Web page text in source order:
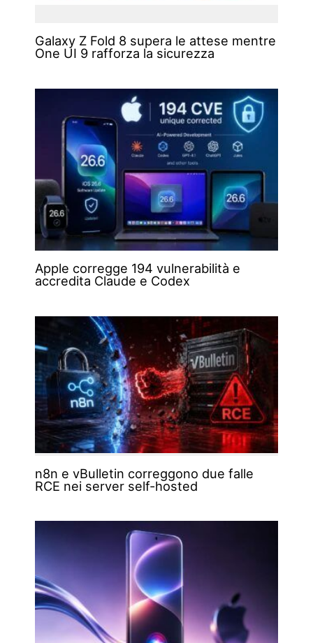
Galaxy Z Fold 8 supera le attese mentre
One UI 9 rafforza la sicurezza
Apple corregge 194 vulnerabilità e
accredita Claude e Codex
n8n e vBulletin correggono due falle
RCE nei server self-hosted